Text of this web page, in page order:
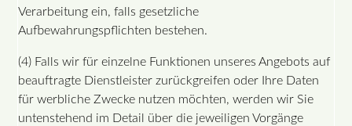
Verarbeitung ein, falls gesetzliche
Aufbewahrungspflichten bestehen.
(4) Falls wir für einzelne Funktionen unseres Angebots auf
beauftragte Dienstleister zurückgreifen oder Ihre Daten
für werbliche Zwecke nutzen möchten, werden wir Sie
untenstehend im Detail über die jeweiligen Vorgänge